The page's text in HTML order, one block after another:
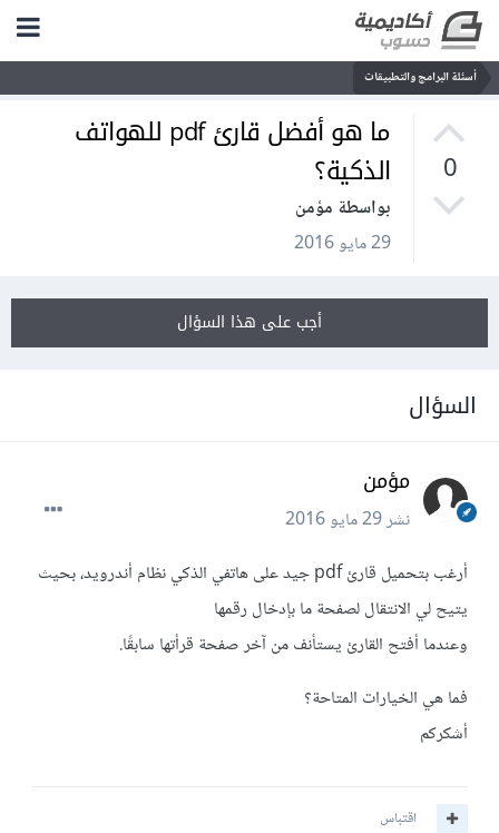
أسئلة البرامج والتطبيقات
0
ما هو أفضل قارئ pdf للهواتف
الذكية؟
بواسطة مؤمن
29 مايو 2016
أجب على هذا السؤال
السؤال
مؤمن
نشر29 مايو 2016
أرغب بتحميل قارئ pdf جيد على هاتفي الذكي نظام أندرويد، بحيث
يتيح لي الانتقال لصفحة ما بإدخال رقمها
وعندما أفتح القارئ يستأنف من آخر صفحة قرأتها سابقًا.
فما هي الخيارات المتاحة؟
أشكركم
اقتباس